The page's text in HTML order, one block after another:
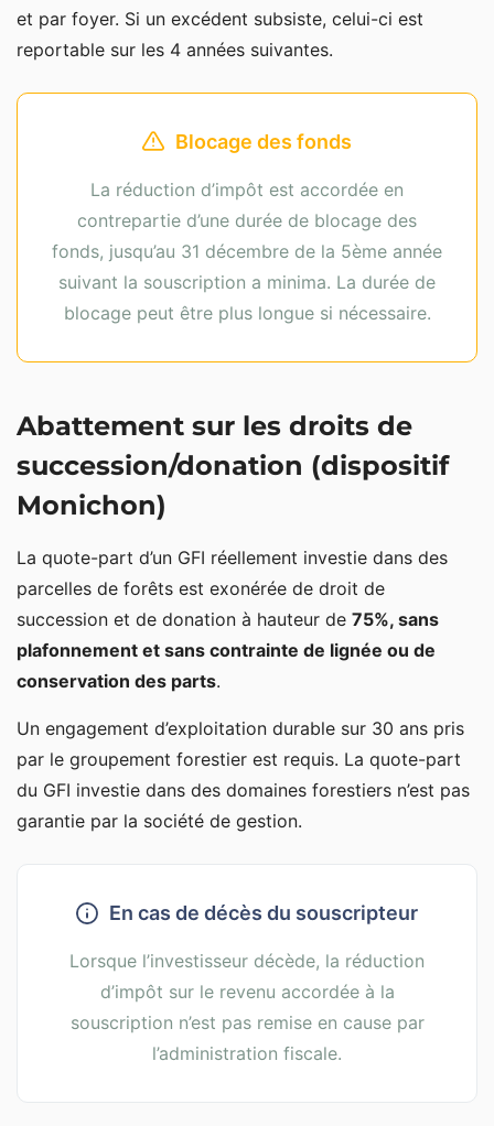
et par foyer. Si un excédent subsiste, celui-ci est
reportable sur les 4 années suivantes.
Blocage des fonds
La réduction d’impôt est accordée en
contrepartie d’une durée de blocage des
fonds, jusqu’au 31 décembre de la 5ème année
suivant la souscription a minima. La durée de
blocage peut être plus longue si nécessaire.
Abattement sur les droits de
succession/donation (dispositif
Monichon)
La quote-part d’un GFI réellement investie dans des
parcelles de forêts est exonérée de droit de
succession et de donation à hauteur de 75%, sans
plafonnement et sans contrainte de lignée ou de
conservation des parts.
Un engagement d’exploitation durable sur 30 ans pris
par le groupement forestier est requis. La quote-part
du GFI investie dans des domaines forestiers n’est pas
garantie par la société de gestion.
En cas de décès du souscripteur
Lorsque l’investisseur décède, la réduction
d’impôt sur le revenu accordée à la
souscription n’est pas remise en cause par
l’administration fiscale.